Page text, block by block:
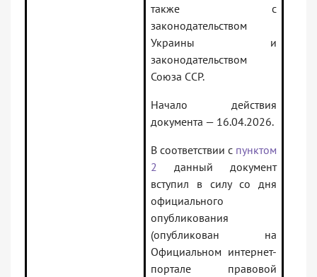
также с
законодательством
Украины и
законодательством
Союза ССР.
Начало действия
документа — 16.04.2026.
В соответствии с пунктом
2 данный документ
вступил в силу со дня
официального
опубликования
(опубликован на
Официальном интернет-
портале правовой